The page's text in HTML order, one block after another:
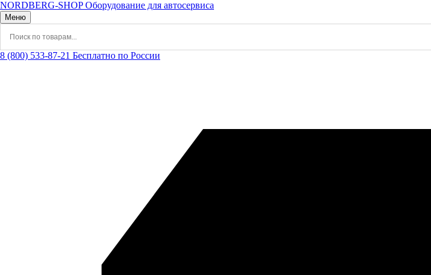
NORDBERG-SHOP Оборудование для автосервиса
Меню
8 (800) 533-87-21 Бесплатно по России